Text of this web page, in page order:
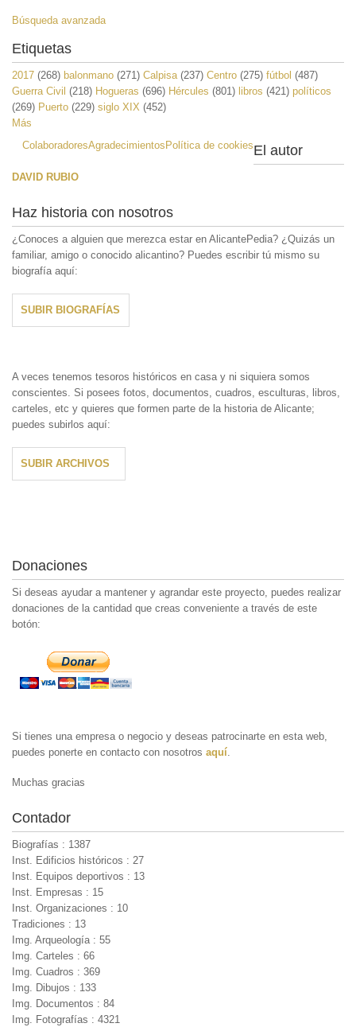
Búsqueda avanzada
Etiquetas
2017 (268) balonmano (271) Calpisa (237) Centro (275) fútbol (487)
Guerra Civil (218) Hogueras (696) Hércules (801) libros (421) políticos
(269) Puerto (229) siglo XIX (452)
Más
ColaboradoresAgradecimientos Política de cookiesEl autor
DAVID RUBIO
Haz historia con nosotros
¿Conoces a alguien que merezca estar en AlicantePedia? ¿Quizás un
familiar, amigo o conocido alicantino? Puedes escribir tú mismo su
biografía aquí:
SUBIR BIOGRAFÍAS
A veces tenemos tesoros históricos en casa y ni siquiera somos
conscientes. Si posees fotos, documentos, cuadros, esculturas, libros,
carteles, etc y quieres que formen parte de la historia de Alicante;
puedes subirlos aquí:
SUBIR ARCHIVOS
Donaciones
Si deseas ayudar a mantener y agrandar este proyecto, puedes realizar
donaciones de la cantidad que creas conveniente a través de este
botón:
Si tienes una empresa o negocio y deseas patrocinarte en esta web,
puedes ponerte en contacto con nosotros aquí.
Muchas gracias
Contador
Biografías : 1387
Inst. Edificios históricos : 27
Inst. Equipos deportivos : 13
Inst. Empresas : 15
Inst. Organizaciones : 10
Tradiciones : 13
Img. Arqueología : 55
Img. Carteles : 66
Img. Cuadros : 369
Img. Dibujos : 133
Img. Documentos : 84
Img. Fotografías : 4321